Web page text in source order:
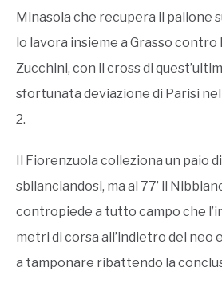
Minasola che recupera il pallone
lo lavora insieme a Grasso contro
Zucchini, con il cross di
sfortunata deviazione di Parisi
2.
Il Fiorenzuola colleziona un paio
sbilanciandosi, ma al 77’ il
contropiede a tutto campo che
metri di corsa all’indietro del neo
a tamponare ribattendo la